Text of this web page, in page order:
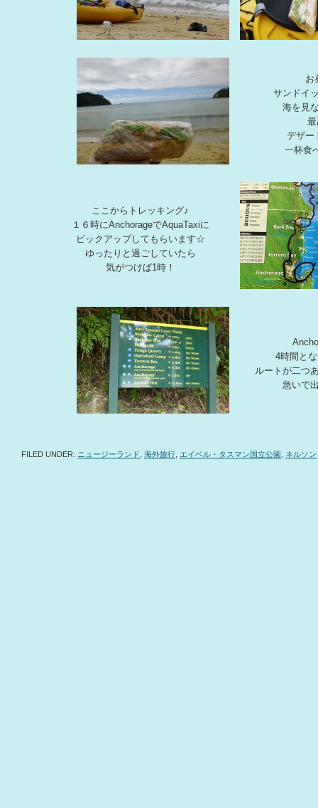
お
サンドイ
海を見
デザー
一杯食
ここからトレッキング♪
１６時にAnchorageでAquaTaxiに
ピックアップしてもらいます☆
ゆったりと過ごしていたら
気がつけば1時！
4時間と
ルートが二つ
急いで
FILED UNDER: ニュージーランド 海外旅行 エイベル・タスマン国立公園 ネルソン